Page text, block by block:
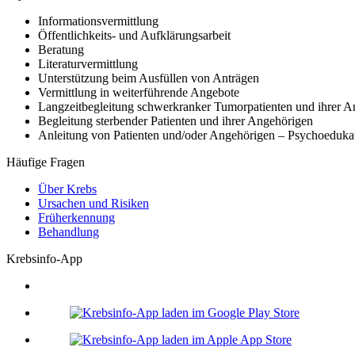
Informationsvermittlung
Öffentlichkeits- und Aufklärungsarbeit
Beratung
Literaturvermittlung
Unterstützung beim Ausfüllen von Anträgen
Vermittlung in weiterführende Angebote
Langzeitbegleitung schwerkranker Tumorpatienten und ihrer
Begleitung sterbender Patienten und ihrer Angehörigen
Anleitung von Patienten und/oder Angehörigen –
Häufige Fragen
Über Krebs
Ursachen und Risiken
Früherkennung
Behandlung
Krebsinfo-App